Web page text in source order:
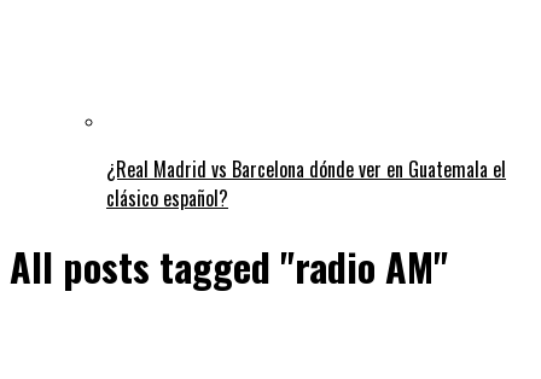
¿Real Madrid vs Barcelona dónde ver en Guatemala el
clásico español?
All posts tagged "radio AM"